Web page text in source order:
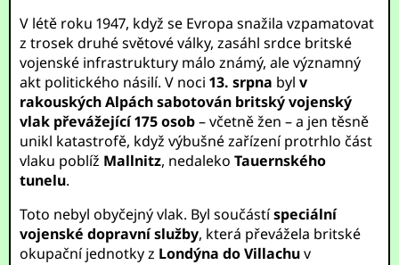
V létě roku 1947, když se Evropa snažila vzpamatovat
z trosek druhé světové války, zasáhl srdce britské
vojenské infrastruktury málo známý, ale významný
akt politického násilí. V noci13. srpna bylv
rakouských Alpách sabotován britský vojenský
vlak převážející 175 osob– včetně žen – a jen těsně
unikl katastrofě, když výbušné zařízení protrhlo část
vlaku poblíž Mallnitz, nedalekoTauernského
tunelu.
Toto nebyl obyčejný vlak. Byl součástíspeciální
vojenské dopravní služby, která převážela britské
okupační jednotky z Londýna do Villachuv